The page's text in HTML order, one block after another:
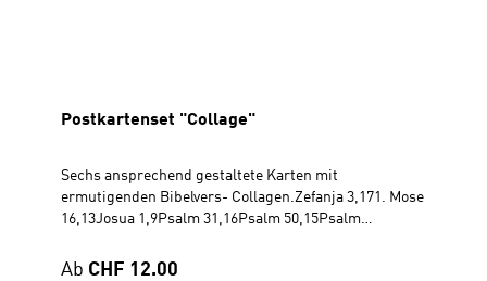
Postkartenset "Collage"
Sechs ansprechend gestaltete Karten mit
ermutigenden Bibelvers- Collagen.Zefanja 3,171. Mose
16,13Josua 1,9Psalm 31,16Psalm 50,15Psalm
A6,Rückseite beschreibbarBest.-Nr. 100538 / CHF
Regulärer Preis:
Ab CHF 12.00